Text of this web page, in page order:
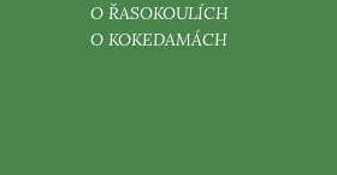
O ŘASOKOULÍCH
O KOKEDAMÁCH